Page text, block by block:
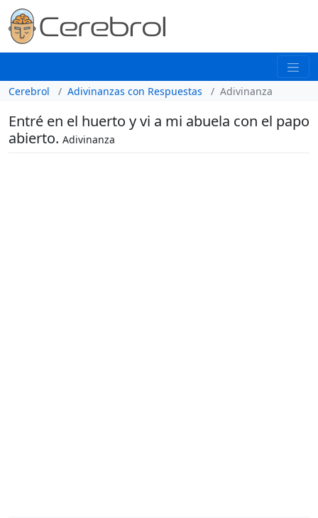
Cerebrol Adivinanzas con Respuestas Adivinanza
Entré en el huerto y vi a mi abuela con el papo
abierto. Adivinanza